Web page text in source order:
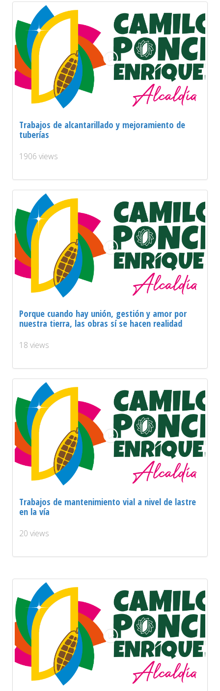
Trabajos de alcantarillado y mejoramiento de
tuberías
1906 views
Porque cuando hay unión, gestión y amor por
nuestra tierra, las obras sí se hacen realidad
18 views
Trabajos de mantenimiento vial a nivel de lastre
en la vía
20 views